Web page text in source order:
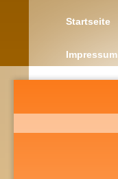
Startseite
Impressum